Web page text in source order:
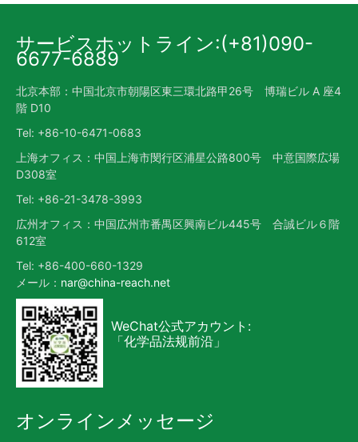
サービスホットライン:(+81)090-
6677-6889
北京本部：中国北京市朝陽区東三環北路甲26号 博瑞ビル A 座4
階 D10
Tel: +86-10-6471-0683
上海オフィス：中国上海市閔行区浦星公路800号 中意国際広場
D308室
Tel: +86-21-3478-3993
広州オフィス：中国広州市番禺区興南ビル445号 合誠ビル６階
612室
Tel: +86-400-660-1329
メール： nar@china-reach.net
WeChat公式アカウント:
「化学品法规前沿」
オンラインメッセージ